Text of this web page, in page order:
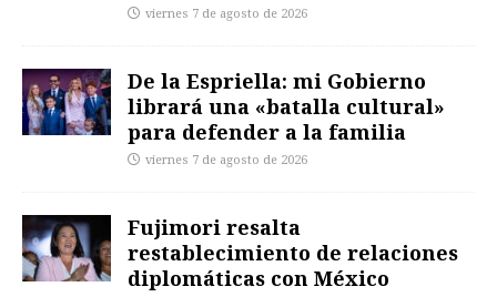
viernes 7 de agosto de 2026
De la Espriella: mi Gobierno
librará una «batalla cultural»
para defender a la familia
viernes 7 de agosto de 2026
Fujimori resalta
restablecimiento de relaciones
diplomáticas con México